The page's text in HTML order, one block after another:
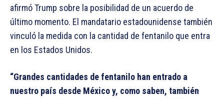
afirmó Trump sobre la posibilidad de un acuerdo de
último momento. El mandatario estadounidense también
vinculó la medida con la cantidad de fentanilo que entra
en los Estados Unidos.
“Grandes cantidades de fentanilo han entrado a
nuestro país desde México y, como saben, también